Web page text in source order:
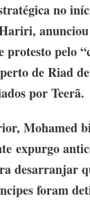
no
protesto pelo
de Riad
por Teerã.
Mohamed
expurgo
desarranjar
foram